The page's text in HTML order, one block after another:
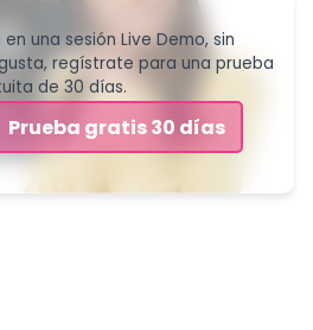
una sesión Live Demo, sin
regístrate para una prueba
de 30 días.
Prueba gratis 30 días